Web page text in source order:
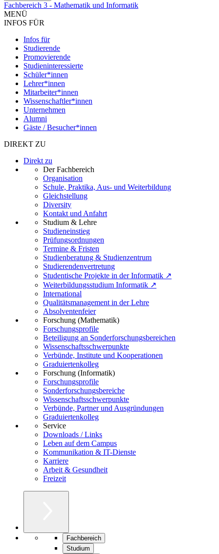
Fachbereich 3 - Mathematik und Informatik
MENÜ
INFOS FÜR
Infos für
Studierende
Promovierende
Studieninteressierte
Schüler*innen
Lehrer*innen
Mitarbeiter*innen
Wissenschaftler*innen
Unternehmen
Alumni
Gäste / Besucher*innen
DIREKT ZU
Direkt zu
Der Fachbereich
Organisation
Schule, Praktika, Aus- und Weiterbildung
Gleichstellung
Diversity
Kontakt und Anfahrt
Studium & Lehre
Studieneinstieg
Prüfungsordnungen
Termine & Fristen
Studienberatung & Studienzentrum
Studierendenvertretung
Studentische Projekte in der Informatik ↗
Weiterbildungsstudium Informatik ↗
International
Qualitätsmanagement in der Lehre
Absolventenfeier
Forschung (Mathematik)
Forschungsprofile
Beteiligung an Sonderforschungsbereichen
Wissenschaftsschwerpunkte
Verbünde, Institute und Kooperationen
Graduiertenkolleg
Forschung (Informatik)
Forschungsprofile
Sonderforschungsbereiche
Wissenschaftsschwerpunkte
Verbünde, Partner und Ausgründungen
Graduiertenkolleg
Service
Downloads / Links
Leben auf dem Campus
Kommunikation & IT-Dienste
Karriere
Arbeit & Gesundheit
Freizeit
Fachbereich
Studium